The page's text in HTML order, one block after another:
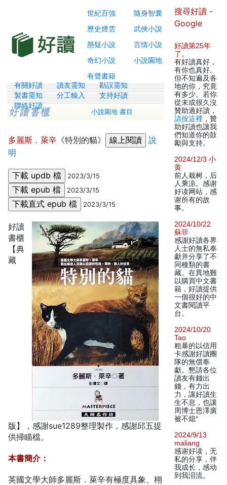
世紀百強
隨身智囊
歷史煙雲
武俠小說
懸疑小說
言情小說
奇幻小說
小說園地
有聲書籍
有關好讀 讀友需知
勘誤需知
製書需知
分工輸入
支持好讀
聯絡好讀
小說園地 書目
多麗斯．萊辛 《特別的貓》
說
明
2023/3/15
2023/3/15
2023/3/15
好讀
書櫃
【典
藏
版】，感謝sue1289整理製作，感謝邱五提
供掃瞄檔。
本書簡介：
英國文學大師多麗斯．萊辛有極度具象、栩
搜尋好讀 -
Google
好讀第25年
了 。
有好讀真好，
有你也真好。
但不知遍及各
地的你，究竟
有多少。若你
從未或很久沒
贊助過好讀，
請按這裡 ，贊
助好讀也讓我
們知道你的鼓
勵與支持。
2024/12/3 小
黄
前人栽树，后
人乘凉。感谢
好读网站，感
谢所有的故
事。
2024/10/22
蘇菲
感謝好讀各界
人士的無私奉
獻并分享了不
同種類的書
藏。在異地難
以購買中文書
籍，好讀提供
一個很好的中
文書閱讀平
台。
2024/10/20
Tao
粗暴的以信用
卡感謝好讀團
隊的無償奉
獻。懇請各位
讀友有錢出
錢，有力出
力，讓好讀生
生不息，也讓
周博士恩澤廣
被不熄°
2024/9/13
maliang
感谢好读，无
私的分享，伴
我成长，感动
到我泪流。